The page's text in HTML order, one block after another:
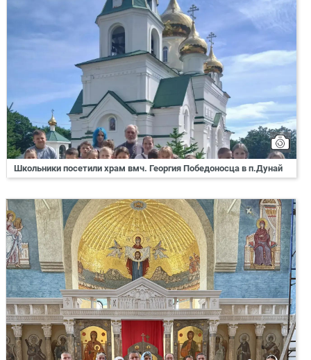
Школьники посетили храм вмч. Георгия Победоносца в п.Дунай